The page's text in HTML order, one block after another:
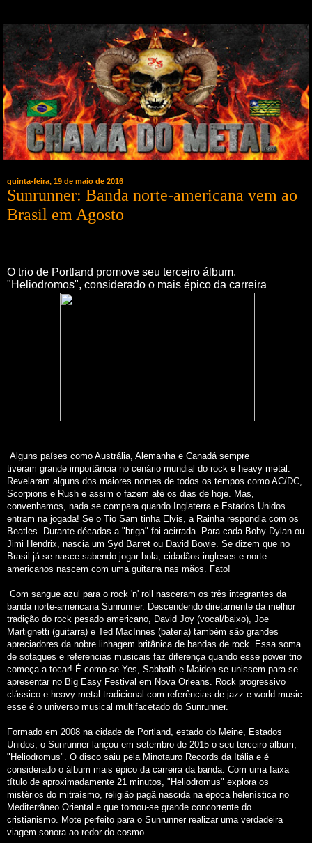
quinta-feira, 19 de maio de 2016
Sunrunner: Banda norte-americana vem ao
Brasil em Agosto
O trio de Portland promove seu terceiro álbum,
"Heliodromos", considerado o mais épico da carreira
Alguns países como Austrália, Alemanha e Canadá sempre
tiveram grande importância no cenário mundial do rock e heavy metal.
Revelaram alguns dos maiores nomes de todos os tempos como AC/DC,
Scorpions e Rush e assim o fazem até os dias de hoje. Mas,
convenhamos, nada se compara quando Inglaterra e Estados Unidos
entram na jogada! Se o Tio Sam tinha Elvis, a Rainha respondia com os
Beatles. Durante décadas a "briga" foi acirrada. Para cada Boby Dylan ou
Jimi Hendrix, nascia um Syd Barret ou David Bowie. Se dizem que no
Brasil já se nasce sabendo jogar bola, cidadãos ingleses e norte-
americanos nascem com uma guitarra nas mãos. Fato!
Com sangue azul para o rock 'n' roll nasceram os três integrantes da
banda norte-americana Sunrunner. Descendendo diretamente da melhor
tradição do rock pesado americano, David Joy (vocal/baixo), Joe
Martignetti (guitarra) e Ted MacInnes (bateria) também são grandes
apreciadores da nobre linhagem britânica de bandas de rock. Essa soma
de sotaques e referencias musicais faz diferença quando esse power trio
começa a tocar! É como se Yes, Sabbath e Maiden se unissem para se
apresentar no Big Easy Festival em Nova Orleans. Rock progressivo
clássico e heavy metal tradicional com referências de jazz e world music:
esse é o universo musical multifacetado do Sunrunner.
Formado em 2008 na cidade de Portland, estado do Meine, Estados
Unidos, o Sunrunner lançou em setembro de 2015 o seu terceiro álbum,
"Heliodromus". O disco saiu pela Minotauro Records da Itália e é
considerado o álbum mais épico da carreira da banda. Com uma faixa
título de aproximadamente 21 minutos, "Heliodromus" explora os
mistérios do mitraísmo, religião pagã nascida na época helenística no
Mediterrâneo Oriental e que tornou-se grande concorrente do
cristianismo. Mote perfeito para o Sunrunner realizar uma verdadeira
viagem sonora ao redor do cosmo.